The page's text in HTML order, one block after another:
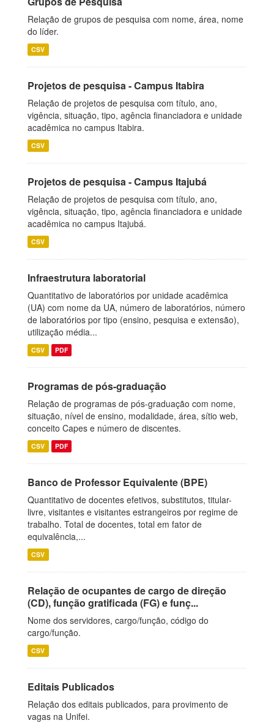
Relação de grupos de pesquisa com nome, área, nome
do líder.
CSV
Projetos de pesquisa - Campus Itabira
Relação de projetos de pesquisa com título, ano,
vigência, situação, tipo, agência financiadora e unidade
acadêmica no campus Itabira.
CSV
Projetos de pesquisa - Campus Itajubá
Relação de projetos de pesquisa com título, ano,
vigência, situação, tipo, agência financiadora e unidade
acadêmica no campus Itajubá.
CSV
Infraestrutura laboratorial
Quantitativo de laboratórios por unidade acadêmica
(UA) com nome da UA, número de laboratórios, número
de laboratórios por tipo (ensino, pesquisa e extensão),
utilização média...
CSV PDF
Programas de pós-graduação
Relação de programas de pós-graduação com nome,
situação, nível de ensino, modalidade, área, sítio web,
conceito Capes e número de discentes.
CSV PDF
Banco de Professor Equivalente (BPE)
Quantitativo de docentes efetivos, substitutos, titular-
livre, visitantes e visitantes estrangeiros por regime de
trabalho. Total de docentes, total em fator de
equivalência,...
CSV
Relação de ocupantes de cargo de direção
(CD), função gratificada (FG) e funç...
Nome dos servidores, cargo/função, código do
cargo/função.
CSV
Editais Publicados
Relação dos editais publicados, para provimento de
vagas na Unifei.